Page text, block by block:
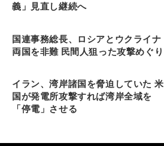
義」見直し継続へ
国連事務総長、ロシアとウクライナ
両国を非難 民間人狙った攻撃めぐり
イラン、湾岸諸国を脅迫していた 米
国が発電所攻撃すれば湾岸全域を
「停電」させる